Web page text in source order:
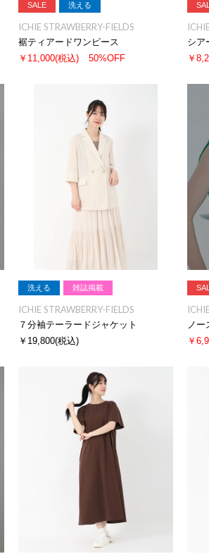
SALE 洗える
ICHIE STRAWBERRY-FIELDS
裾ティアードワンピース
￥11,000(税込) 50%OFF
シア
￥
洗える 雑誌掲載
ICHIE STRAWBERRY-FIELDS
７分袖テーラードジャケット
￥19,800(税込)
ノー
￥